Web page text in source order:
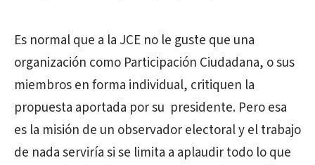
Es normal que a la JCE no le guste que una
organización como Participación Ciudadana, o sus
miembros en forma individual, critiquen la
propuesta aportada por su presidente. Pero esa
es la misión de un observador electoral y el trabajo
de nada serviría si se limita a aplaudir todo lo que